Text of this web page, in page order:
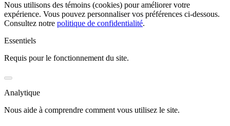
Nous utilisons des témoins (cookies) pour améliorer votre
expérience. Vous pouvez personnaliser vos préférences ci-dessous.
Consultez notre politique de confidentialité.
Essentiels
Requis pour le fonctionnement du site.
Analytique
Nous aide à comprendre comment vous utilisez le site.